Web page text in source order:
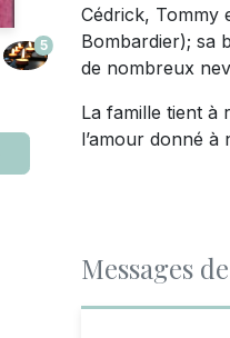
5
Cédrick, Tommy
Bombardier); sa
de nombreux
La famille tient à
l’amour donné à
Messages